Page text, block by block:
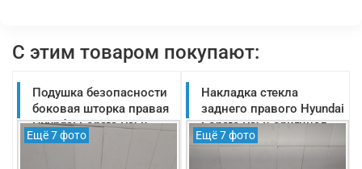
С этим товаром покупают:
Подушка безопасности
боковая шторка правая
Hyundai Sonata DN 8
оригинал 2019-2025
(80420L1000)
Ещё 7 фото
Накладка стекла
заднего правого Hyundai
Sonata DN 8 оригинал
2019-2025
(83220L1000)
Ещё 7 фото